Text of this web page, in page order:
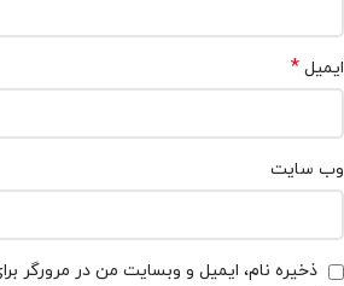
ایمیل *
وب‌ سایت
ذخیره نام، ایمیل و وبسایت من در مرورگر